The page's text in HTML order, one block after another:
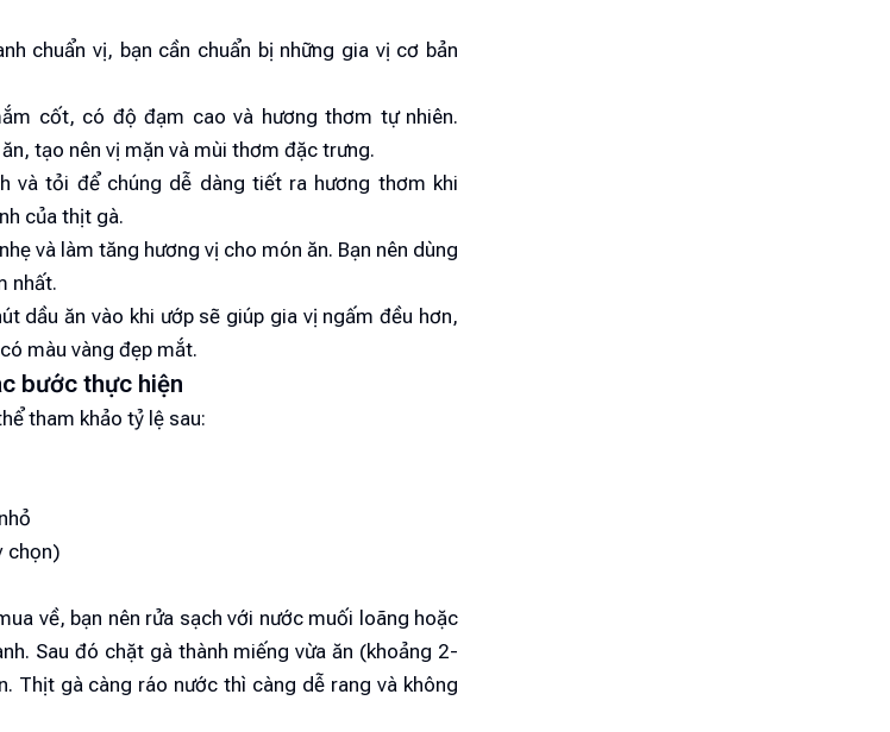
chuẩn vị, bạn cần chuẩn bị những gia vị cơ bản
cốt, có độ đạm cao và hương thơm tự nhiên.
tạo nên vị mặn và mùi thơm đặc trưng.
và tỏi để chúng dễ dàng tiết ra hương thơm khi
của thịt gà.
và làm tăng hương vị cho món ăn. Bạn nên dùng
nhất.
dầu ăn vào khi ướp sẽ giúp gia vị ngấm đều hơn,
màu vàng đẹp mắt.
bước thực hiện
tham khảo tỷ lệ sau:
chọn)
về, bạn nên rửa sạch với nước muối loãng hoặc
Sau đó chặt gà thành miếng vừa ăn (khoảng 2-
Thịt gà càng ráo nước thì càng dễ rang và không